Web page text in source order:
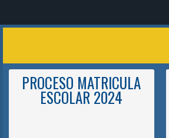
PROCESO MATRICULA
ESCOLAR 2024